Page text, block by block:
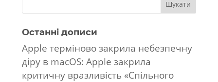
Останні дописи
Apple терміново закрила небезпечну
діру в macOS: Apple закрила
критичну вразливість «Спільного